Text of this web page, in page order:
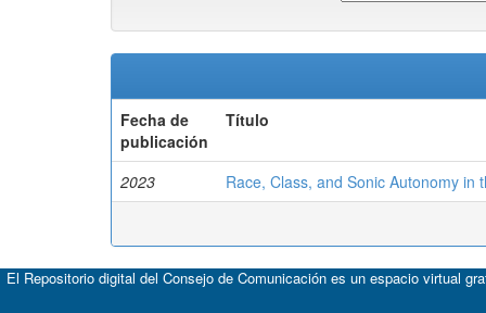
Fecha de
publicación
Título
2023 Race, Class, and Sonic Autonomy in
El Repositorio digital del Consejo de Comunicación es un espacio virtual